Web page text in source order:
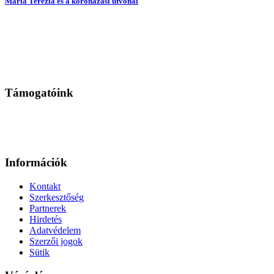
Támogatóink
Információk
Kontakt
Szerkesztőség
Partnerek
Hirdetés
Adatvédelem
Szerzői jogok
Sütik